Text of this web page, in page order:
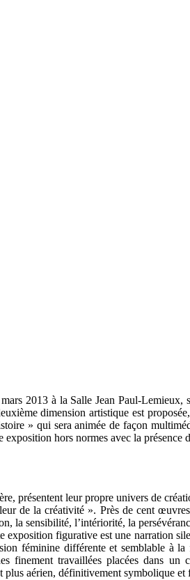
2013 à la Salle Jean Paul-Lemieux,
dimension artistique est
» qui sera animée de façon
hors normes avec la
présentent leur propre univers de
de la créativité ». Près de cent
la sensibilité, l’intériorité, la
figurative est une narration
féminine différente et semblable à
finement travaillées placées dans
plus aérien, définitivement symbolique